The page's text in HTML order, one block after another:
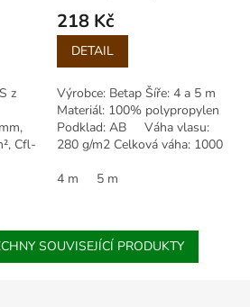
z
Cfl-
218 Kč
Měrná
cena:
DETAIL
Výrobce: Betap Šíře: 4 a 5 m
Materiál: 100% polypropylen
Podklad: AB Váha vlasu:
280 g/m2 Celková váha: 1000
4 m
5 m
SOUVISEJÍCÍ PRODUKTY